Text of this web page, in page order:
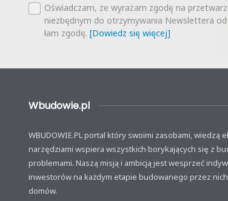
Oświadczam, że wyrażam zgodę na
niezbędnym do otrzymywania Newslettera
łam zgodę. [Dowiedz się więcej]
Wbudowie.pl
WBUDOWIE.PL portal który swoimi zasobami, wiedzą
narzędziami wspiera wszystkich borykających się z
problemami. Naszą misją i ambicją jest wesprzeć
inwestorów na każdym etapie budowanego przez nich
domów.